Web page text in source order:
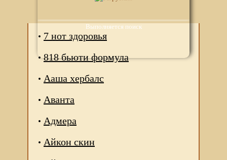
Выполняется поиск
7 нот здоровья
818 бьюти формула
Ааша хербалс
Аванта
Адмера
Айкон скин